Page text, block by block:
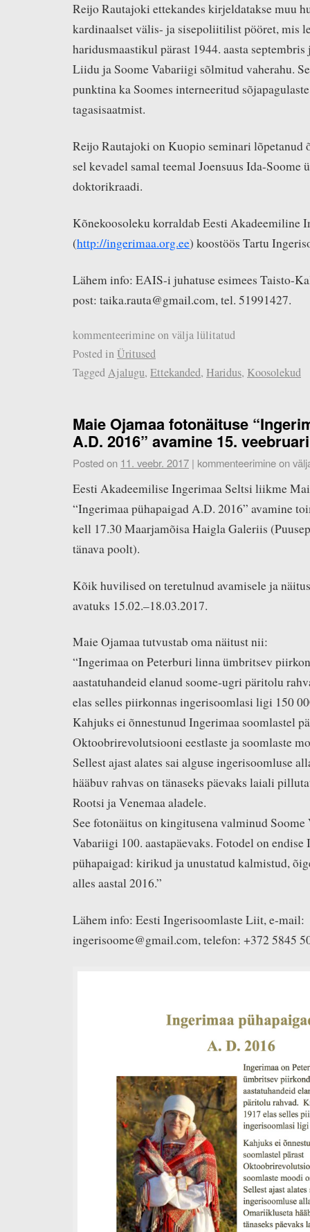
Reijo Rautajoki ettekandes kirjeldatakse muu
kardinaalset välis- ja sisepoliitilist pööret, mis
haridusmaastikul pärast 1944. aasta
Liidu ja Soome Vabariigi sõlmitud vaherahu.
punktina ka Soomes interneeritud
tagasisaatmist.
Reijo Rautajoki on Kuopio seminari lõpetanud
sel kevadel samal teemal Joensuus Ida-Soome
doktorikraadi.
Kõnekoosoleku korraldab Eesti Akadeemiline
(http://ingerimaa.org.ee) koostöös Tartu
Lähem info: EAIS-i juhatuse esimees Taisto-
post: taika.rauta@gmail.com, tel. 51991427.
kommenteerimine on välja lülitatud
Posted inÜritused
TaggedAjalugu, Ettekanded, Haridus, Koosolekud
Maie Ojamaa fotonäituse
A.D. 2016” avamine 15.
Posted on 11. veebr. 2017 | kommenteerimine on
Eesti Akadeemilise Ingerimaa Seltsi liikme
“Ingerimaa pühapaigad A.D. 2016” avamine
kell 17.30 Maarjamõisa Haigla Galeriis
tänava poolt).
Kõik huvilised on teretulnud avamisele ja
avatuks 15.02.–18.03.2017.
Maie Ojamaa tutvustab oma näitust nii:
“Ingerimaa on Peterburi linna ümbritsev
aastatuhandeid elanud soome-ugri päritolu
elas selles piirkonnas ingerisoomlasi ligi 150
Kahjuks ei õnnestunud Ingerimaa soomlastel
Oktoobrirevolutsiooni eestlaste ja soomlaste
Sellest ajast alates sai alguse ingerisoomluse
hääbuv rahvas on tänaseks päevaks laiali
Rootsi ja Venemaa aladele.
See fotonäitus on kingitusena valminud
Vabariigi 100. aastapäevaks. Fotodel on endise
pühapaigad: kirikud ja unustatud kalmistud,
alles aastal 2016.”
Lähem info: Eesti Ingerisoomlaste Liit, e-mail:
ingerisoome@gmail.com, telefon: +372 5845